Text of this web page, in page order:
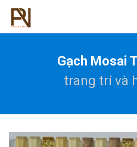
Gạch Mosai
trang trí và